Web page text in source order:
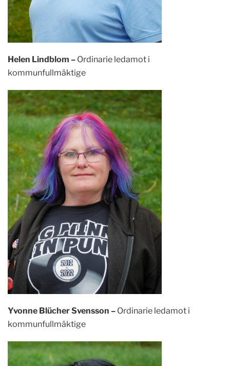
Helen Lindblom – Ordinarie ledamot i
kommunfullmäktige
Yvonne Blücher Svensson – Ordinarie ledamot i
kommunfullmäktige